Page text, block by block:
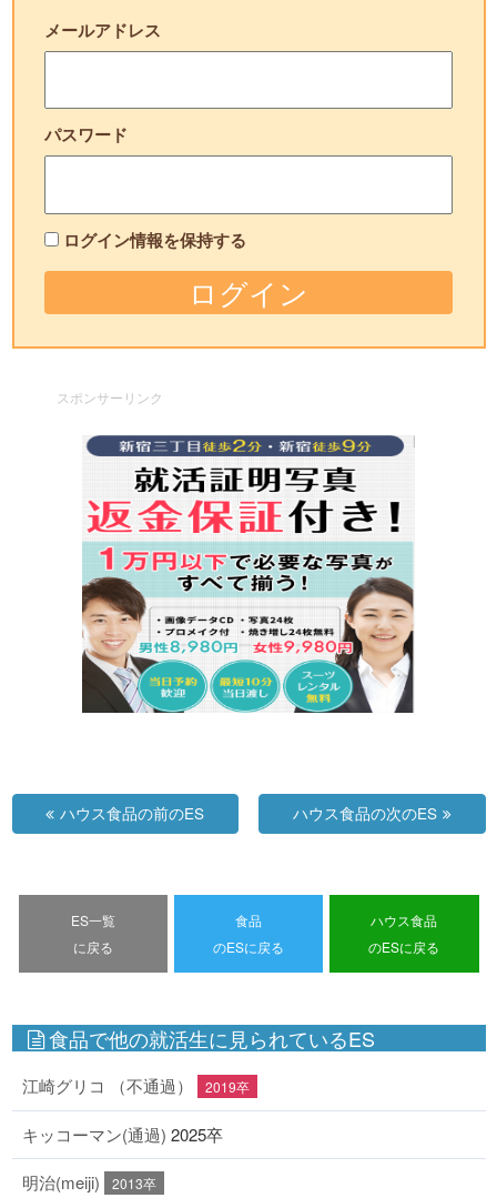
メールアドレス
パスワード
ログイン情報を保持する
スポンサーリンク
ハウス食品の前のES ハウス食品の次のES
ES一覧
に戻る
食品
のESに戻る
ハウス食品
のESに戻る
食品で他の就活生に見られているES
江崎グリコ （不通過） 2019卒
キッコーマン(通過) 2025卒
明治(meiji) 2013卒